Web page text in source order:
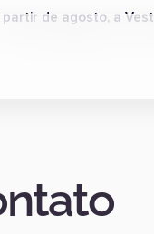
partir de agosto, a